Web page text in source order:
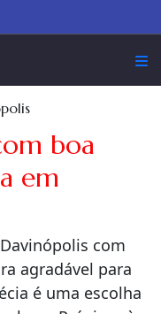
boa
em
com
agradável para
é uma escolha